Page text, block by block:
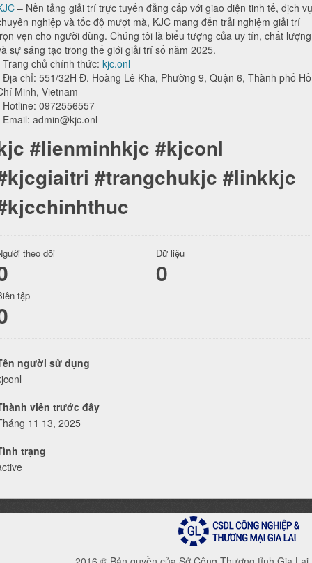
– Nền tảng giải trí trực tuyến đẳng cấp với giao diện tinh tế, dịch vụ
nghiệp và tốc độ mượt mà, KJC mang đến trải nghiệm giải trí
vẹn cho người dùng. Chúng tôi là biểu tượng của uy tín, chất lượng
sự sáng tạo trong thế giới giải trí số năm 2025.
Trang chủ chính thức: kjc.onl
Địa chỉ: 551/32H Đ. Hoàng Lê Kha, Phường 9, Quận 6, Thành phố Hồ
Minh, Vietnam
Hotline: 0972556557
Email: admin@kjc.onl
#lienminhkjc #kjconl
#trangchukjc #linkkjc
theo dõi Dữ liệu
0
tập
người sử dụng
viên trước đây
11 13, 2025
trạng